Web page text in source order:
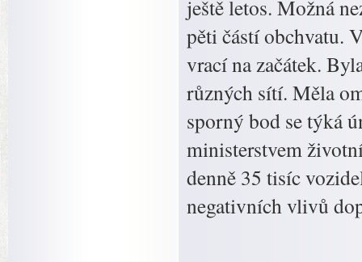
ještě letos. Možná
pěti částí obchvatu.
vrací na začátek.
různých sítí. Měla
sporný bod se týká
ministerstvem
denně 35 tisíc
negativních vlivů